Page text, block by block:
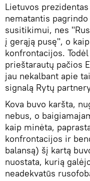
Lietuvos
nematantis
susitikimui, nes
į gerąją pusę", o
konfrontacijos.
prieštarautų pačios
jau nekalbant apie
signalą Rytų
Kova buvo karšta,
nebus, o
kaip minėta,
konfrontacijos ir
balansą) šį kartą
nuostata, kurią
neadekvatūs